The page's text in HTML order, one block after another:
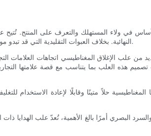
في ولاء المستهلك والتعرف على المنتج. تُتيح
النهائية. بخلاف العبوات التقليدية التي قد تبدو موحدة أو عامة، فإن علبة الإغلاق المغناطيسي ترتقي بعرض المنتج إلى مستوى أعلى، مما يسمح للعلامات التجارية بإبراز الأناقة والرقي.
من علب الإغلاق المغناطيسي اتجاهات العلامات
تصميم هذه العلب بما يتناسب مع قصة علامتها
حلاً متينًا وقابلًا لإعادة الاستخدام
البصري أمرًا بالغ الأهمية، تُعدّ علب الهدايا ذات